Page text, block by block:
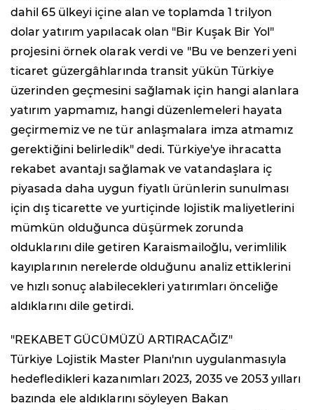
dahil 65 ülkeyi içine alan ve toplamda 1 trilyon
dolar yatırım yapılacak olan "Bir Kuşak Bir Yol"
projesini örnek olarak verdi ve "Bu ve benzeri yeni
ticaret güzergâhlarında transit yükün Türkiye
üzerinden geçmesini sağlamak için hangi alanlara
yatırım yapmamız, hangi düzenlemeleri hayata
geçirmemiz ve ne tür anlaşmalara imza atmamız
gerektiğini belirledik" dedi. Türkiye'ye ihracatta
rekabet avantajı sağlamak ve vatandaşlara iç
piyasada daha uygun fiyatlı ürünlerin sunulması
için dış ticarette ve yurtiçinde lojistik maliyetlerini
mümkün olduğunca düşürmek zorunda
olduklarını dile getiren Karaismailoğlu, verimlilik
kayıplarının nerelerde olduğunu analiz ettiklerini
ve hızlı sonuç alabilecekleri yatırımları önceliğe
aldıklarını dile getirdi.
"REKABET GÜCÜMÜZÜ ARTIRACAĞIZ"
Türkiye Lojistik Master Planı'nın uygulanmasıyla
hedefledikleri kazanımları 2023, 2035 ve 2053 yılları
bazında ele aldıklarını söyleyen Bakan